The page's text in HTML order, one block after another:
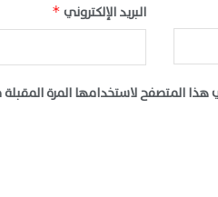
البريد الإلكتروني *
هذا المتصفح لاستخدامها المرة